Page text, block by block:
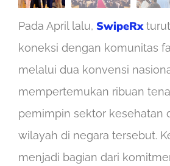
Pada April lalu, SwipeRx
koneksi dengan komunitas
melalui dua konvensi
mempertemukan ribuan
pemimpin sektor kesehatan
wilayah di negara tersebut.
menjadi bagian dari